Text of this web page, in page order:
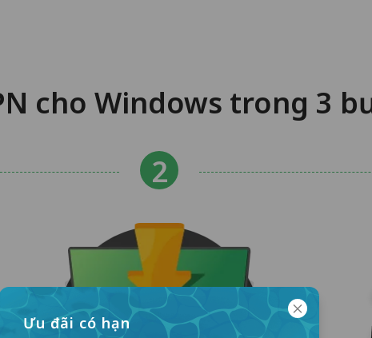
cho Windows trong 3
Ưu đãi có hạn